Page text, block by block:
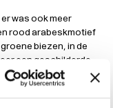
was ook meer
rood arabeskmotief
biezen, in de
een geschilderde
worden nog
de salons na de